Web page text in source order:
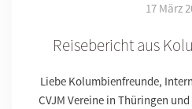
17 März
Reisebericht aus
Liebe Kolumbienfreunde,
CVJM Vereine in Thüringen